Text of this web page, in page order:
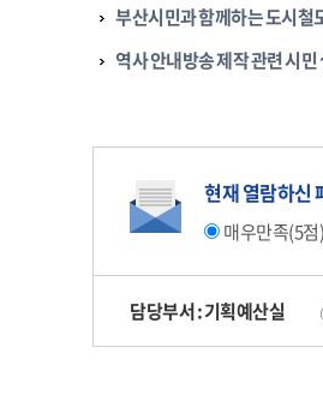
부산시민과 함께하는 도시철
역사 안내방송 제작 관련 시
현재 열람하신
매우만족(5점)
담당부서 : 기획예산실